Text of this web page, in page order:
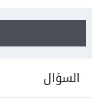
السؤال